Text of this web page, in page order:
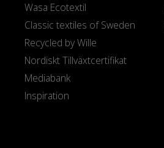
Wasa Ecotextil
Classic textiles of Sweden
Recycled by Wille
Nordiskt Tillväxtcertifikat
Mediabank
Inspiration